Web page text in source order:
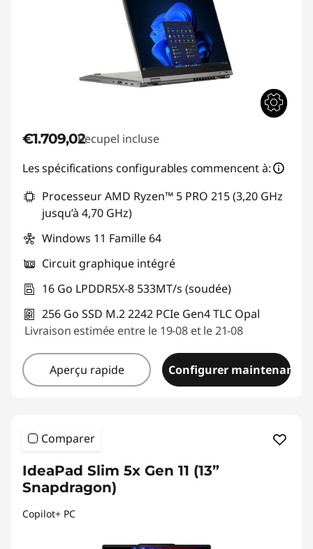
€1.709,02Recupel incluse
Les spécifications configurables commencent à:
Processeur AMD Ryzen™ 5 PRO 215 (3,20 GHz
jusqu’à 4,70 GHz)
Windows 11 Famille 64
Circuit graphique intégré
16 Go LPDDR5X-8 533MT/s (soudée)
256 Go SSD M.2 2242 PCIe Gen4 TLC Opal
Livraison estimée entre le 19-08 et le 21-08
Aperçu rapide Configurer maintenant
Comparer
IdeaPad Slim 5x Gen 11 (13”
Snapdragon)
Copilot+ PC